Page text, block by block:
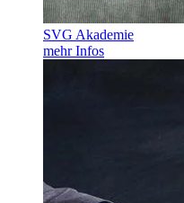
SVG Akademie
mehr Infos